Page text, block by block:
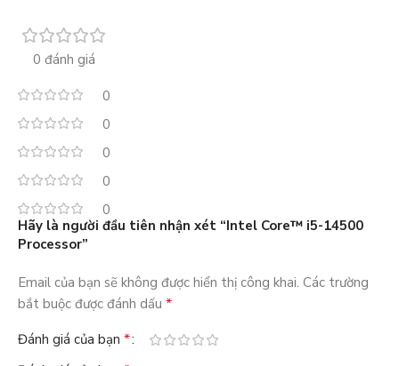
0 đánh giá
0
0
0
0
0
Hãy là người đầu tiên nhận xét “Intel Core™ i5-14500
Processor”
Email của bạn sẽ không được hiển thị công khai. Các trường
bắt buộc được đánh dấu *
Đánh giá của bạn *